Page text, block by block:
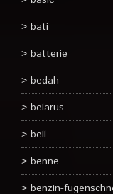
bati
batterie
bedah
belarus
bell
benne
benzin-